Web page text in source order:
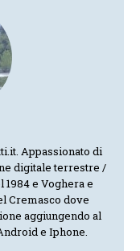
Appassionato di
digitale terrestre /
e Voghera e
Cremasco dove
aggiungendo al
e Iphone.